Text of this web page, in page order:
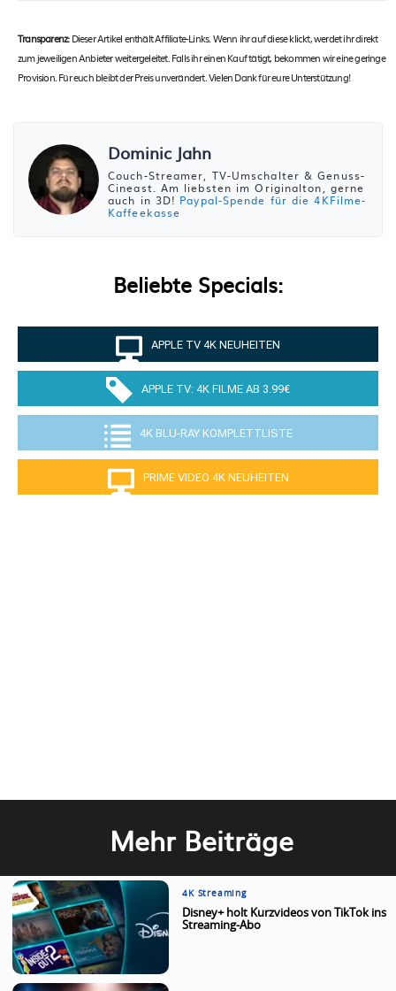
Transparenz:Dieser Artikel enthält Affiliate-Links. Wenn ihr auf diese klickt, werdet ihr direkt
zum jeweiligen Anbieter weitergeleitet. Falls ihr einen Kauf tätigt, bekommen wir eine geringe
Provision. Für euch bleibt der Preis unverändert. Vielen Dank für eure Unterstützung!
Dominic Jahn
Couch-Streamer, TV-Umschalter & Genuss-
Cineast. Am liebsten im Originalton, gerne
auch in 3D! Paypal-Spende für die 4KFilme-
Kaffeekasse
Beliebte Specials:
APPLE TV 4K NEUHEITEN
APPLE TV: 4K FILME AB 3.99€
4K BLU-RAY KOMPLETTLISTE
PRIME VIDEO 4K NEUHEITEN
Mehr Beiträge
4K Streaming
Disney+ holt Kurzvideos von TikTok ins
Streaming-Abo